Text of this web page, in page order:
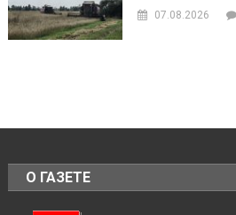
07.08.2026
О ГАЗЕТЕ